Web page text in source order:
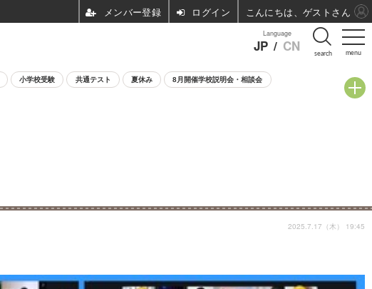
menu
Language
JP / CN search
小学校受験 共通テスト 夏休み 8月開催学校説明会・相談会
2025.7.17（木） 19:45
ログイン こんにちは、ゲストさん